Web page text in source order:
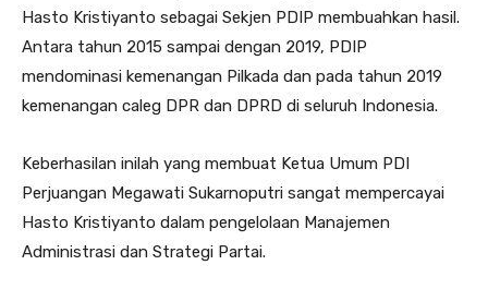
Hasto Kristiyanto sebagai Sekjen PDIP membuahkan hasil.
Antara tahun 2015 sampai dengan 2019, PDIP
mendominasi kemenangan Pilkada dan pada tahun 2019
kemenangan caleg DPR dan DPRD di seluruh Indonesia.
Keberhasilan inilah yang membuat Ketua Umum PDI
Perjuangan Megawati Sukarnoputri sangat mempercayai
Hasto Kristiyanto dalam pengelolaan Manajemen
Administrasi dan Strategi Partai.